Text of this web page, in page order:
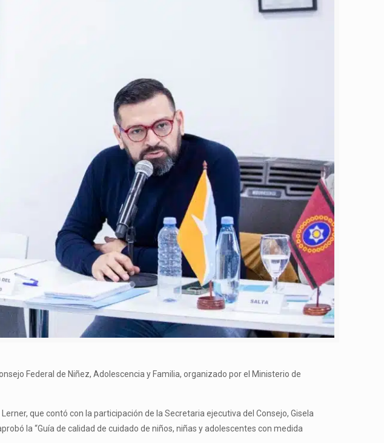
Federal de Niñez, Adolescencia y Familia, organizado por el Ministerio de
que contó con la participación de la Secretaria ejecutiva del Consejo, Gisela
la “Guía de calidad de cuidado de niños, niñas y adolescentes con medida